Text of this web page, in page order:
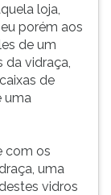
loja,
porém aos
de um
da vidraça,
de
uma
com os
uma
vidros